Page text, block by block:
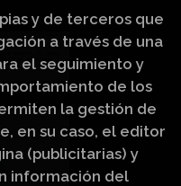
y de terceros que
a través de una
el seguimiento y
de los
la gestión de
en su caso, el editor
(publicitarias) y
información del